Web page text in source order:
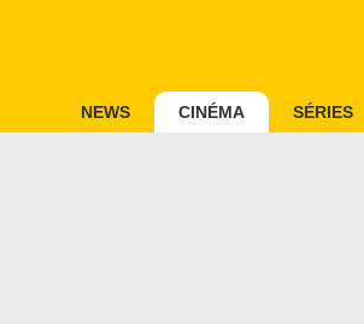
NEWS CINÉMA SÉRIES